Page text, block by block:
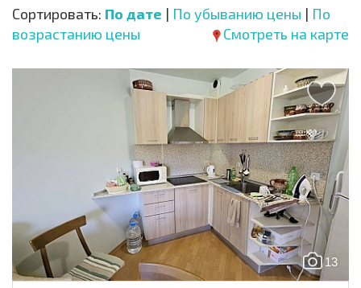
Сортировать: По дате | По убыванию цены | По
возрастанию цены
Смотреть на карте
13